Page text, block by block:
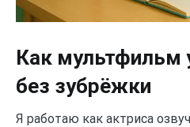
Как мультфильм
без зубрёжки
Я работаю как актриса